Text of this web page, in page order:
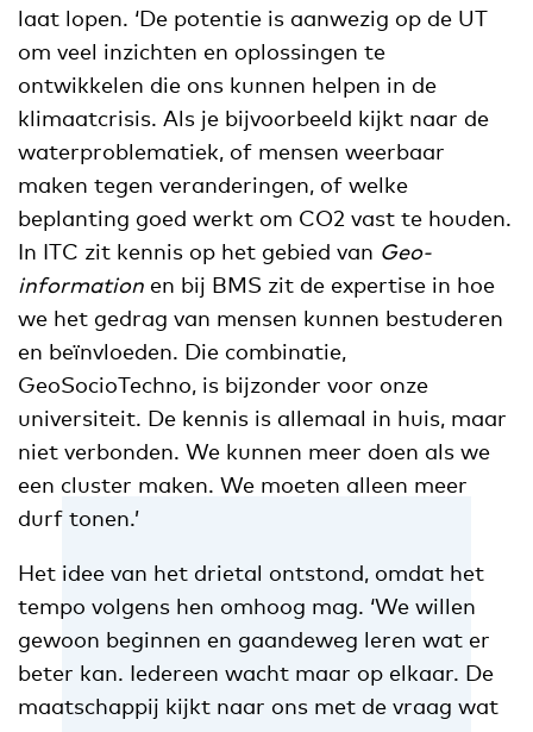
laat lopen. ‘De potentie is aanwezig op de UT
om veel inzichten en oplossingen te
ontwikkelen die ons kunnen helpen in de
klimaatcrisis. Als je bijvoorbeeld kijkt naar de
waterproblematiek, of mensen weerbaar
maken tegen veranderingen, of welke
beplanting goed werkt om CO2 vast te houden.
In ITC zit kennis op het gebied van Geo-
information en bij BMS zit de expertise in hoe
we het gedrag van mensen kunnen bestuderen
en beïnvloeden. Die combinatie,
GeoSocioTechno, is bijzonder voor onze
universiteit. De kennis is allemaal in huis, maar
niet verbonden. We kunnen meer doen als we
een cluster maken. We moeten alleen meer
durf tonen.’
Het idee van het drietal ontstond, omdat het
tempo volgens hen omhoog mag. ‘We willen
gewoon beginnen en gaandeweg leren wat er
beter kan. Iedereen wacht maar op elkaar. De
maatschappij kijkt naar ons met de vraag wat